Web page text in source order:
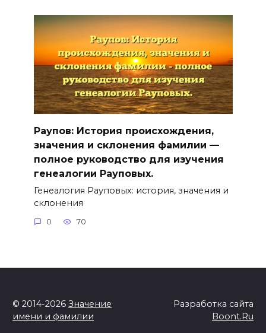
Раупов: История происхождения,
значения и склонения фамилии —
полное руководство для изучения
генеалогии Рауповых.
Генеалогия Рауповых: история, значения и
склонения
0 70
© 2014-2026 Значение
имени и фамилии
Разработка сайта
Boont.Ru